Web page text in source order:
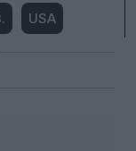
USA